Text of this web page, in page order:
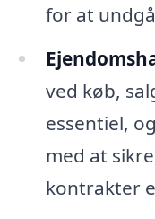
for at
ved køb,
essentiel,
med at
kontrakter